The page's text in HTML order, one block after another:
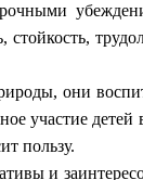
стойкость,
они
детей
пользу.
и